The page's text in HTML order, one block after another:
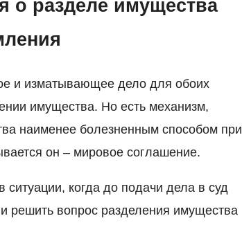
о разделе имущества
и изматывающее дело для обоих
имущества. Но есть механизм,
наименее болезненным способом при
он – мировое соглашение.
когда до подачи дела в суд
решить вопрос разделения имущества